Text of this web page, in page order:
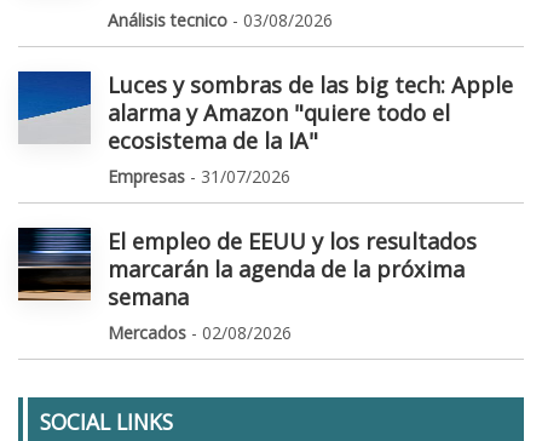
Análisis tecnico - 03/08/2026
Luces y sombras de las big tech: Apple
alarma y Amazon "quiere todo el
ecosistema de la IA"
Empresas - 31/07/2026
El empleo de EEUU y los resultados
marcarán la agenda de la próxima
semana
Mercados - 02/08/2026
SOCIAL LINKS